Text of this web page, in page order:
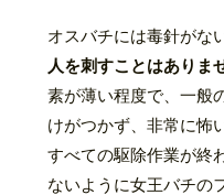
オスバチには毒針がな
人を刺すことはありま
素が薄い程度で、一般
けがつかず、非常に怖
すべての駆除作業が終
ないように女王バチの